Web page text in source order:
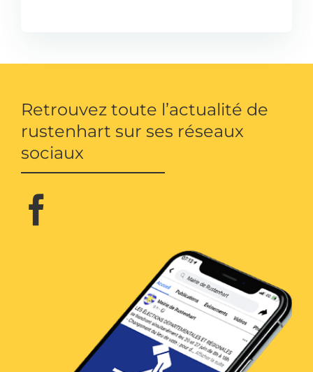
Retrouvez toute l’actualité de
rustenhart sur ses réseaux
sociaux